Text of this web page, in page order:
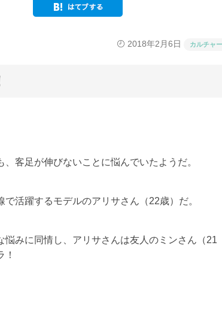
2018年2月6日 カルチャー
客足が伸びないことに悩んでいたようだ。
活躍するモデルのアリサさん（22歳）だ。
みに同情し、アリサさんは友人のミンさん（21